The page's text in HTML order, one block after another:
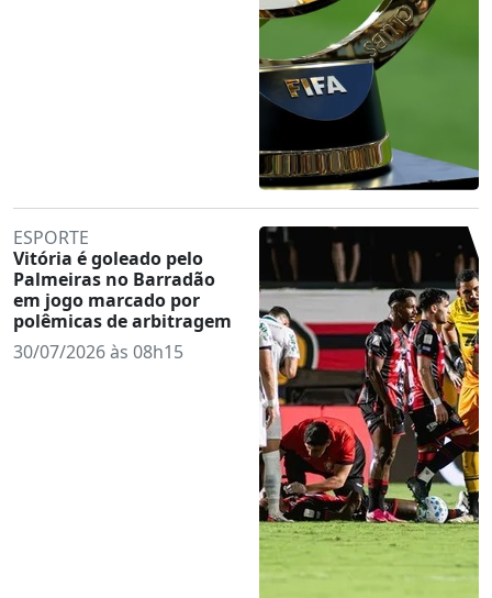
ESPORTE
Vitória é goleado pelo
Palmeiras no Barradão
em jogo marcado por
polêmicas de arbitragem
30/07/2026 às 08h15